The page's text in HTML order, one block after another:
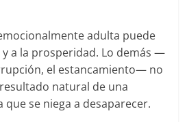
adulta puede
a la prosperidad. Lo demás —
el estancamiento— no
natural de una
se niega a desaparecer.